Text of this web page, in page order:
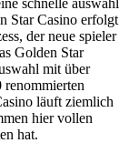
Star Casino erfolgt
der neue spieler
Golden Star
mit über
läuft ziemlich
hier vollen
hat.